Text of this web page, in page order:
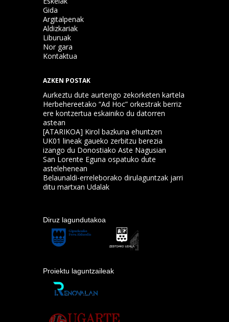
Gida
Argitalpenak
Aldizkariak
Liburuak
Nor gara
Kontaktua
AZKEN POSTAK
Aurkeztu dute aurtengo zekorketen kartela
Herbehereetako “Ad Hoc” orkestrak berriz
ere kontzertua eskainiko du datorren
astean
[ATARIKOA] Kirol bazkuna ehuntzen
UK01 lineak gaueko zerbitzu berezia
izango du Donostiako Aste Nagusian
San Lorente Eguna ospatuko dute
astelehenean
Belaunaldi-erreleborako dirulaguntzak jarri
ditu martxan Udalak
Diruz lagundutakoa
Proiektu laguntzaileak